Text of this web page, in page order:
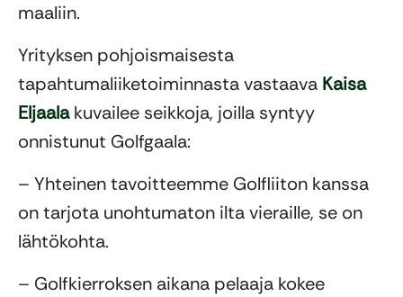
maaliin.
Yrityksen pohjoismaisesta
tapahtumaliiketoiminnasta vastaava Kaisa
Eljaalakuvailee seikkoja, joilla syntyy
onnistunut Golfgaala:
– Yhteinen tavoitteemme Golfliiton kanssa
on tarjota unohtumaton ilta vieraille, se on
lähtökohta.
– Golfkierroksen aikana pelaaja kokee